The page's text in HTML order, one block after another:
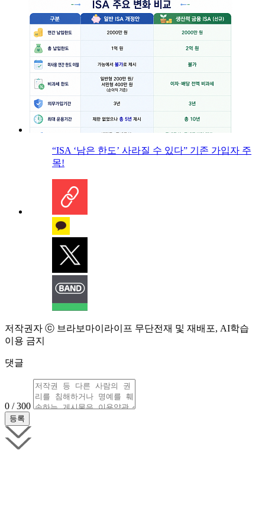
“ISA ‘남은 한도’ 사라질 수 있다” 기존 가입자 주
목!
저작권자 ⓒ 브라보마이라이프 무단전재 및 재배포, AI학습
이용 금지
댓글
0 / 300